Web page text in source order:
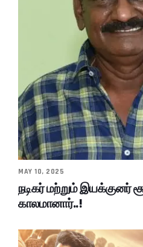
MAY 10, 2025
நடிகர் மற்றும் இயக்குனர்
காலமானார்..!